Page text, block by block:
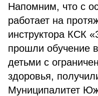
Напомним, что с
работает на
инструктора КСК
прошли обучение
детьми с
здоровья,
Муниципалитет